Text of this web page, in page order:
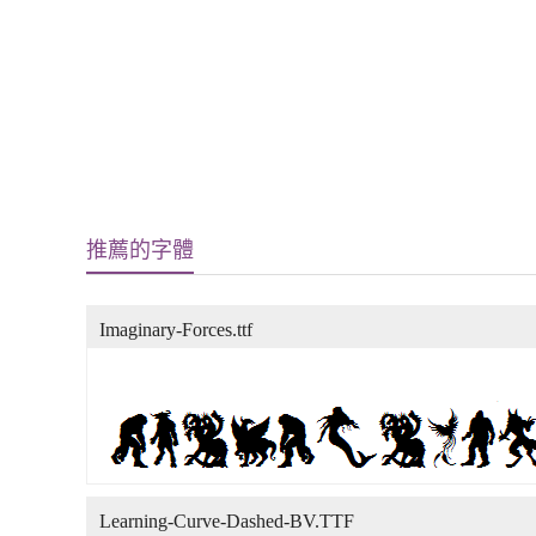
推薦的字體
Imaginary-Forces.ttf
Learning-Curve-Dashed-BV.TTF